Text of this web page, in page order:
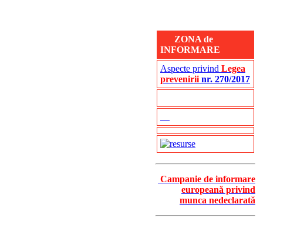
ZONA de
INFORMARE
Aspecte privind Legea
prevenirii nr. 270/2017
Campanie de informare
europeană privind
munca nedeclarată